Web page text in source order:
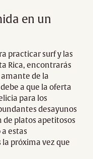
en un
practicar surf y las
Rica, encontrarás
de la
a que la oferta
para los
desayunos
de platos apetitosos
estas
próxima vez que